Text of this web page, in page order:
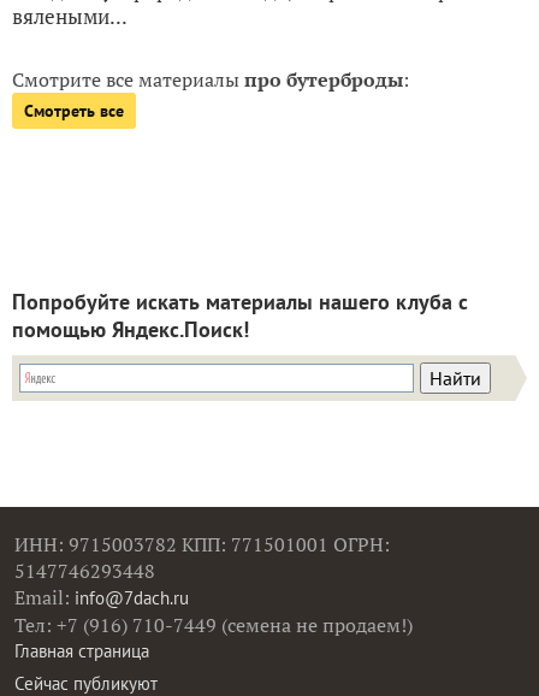
вялеными...
Смотрите все материалыпро бутерброды:
Смотреть все
Попробуйте искать материалы нашего клуба с
помощью Яндекс.Поиск!
ИНН: 9715003782 КПП: 771501001 ОГРН:
5147746293448
Email: info@7dach.ru
Тел: +7 (916) 710-7449 (семена не продаем!)
Главная страница
Сейчас публикуют